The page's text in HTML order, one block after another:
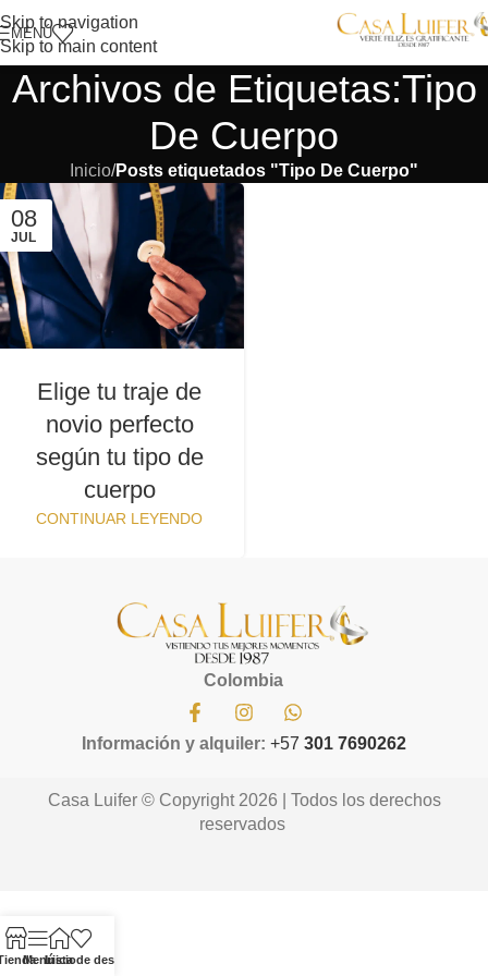
Skip to navigation
Skip to main content
MENÚ
Archivos de Etiquetas:Tipo
De Cuerpo
Inicio/Posts etiquetados "Tipo De Cuerpo"
08
JUL
Elige tu traje de
novio perfecto
según tu tipo de
cuerpo
CONTINUAR LEYENDO
Colombia
Información y alquiler: +57 301 7690262
Casa Luifer © Copyright 2026 | Todos los derechos
reservados
MenúInicio
Lista de deseos